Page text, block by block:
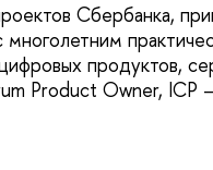
Сбербанка,
продуктов,
Product Owner, ICP